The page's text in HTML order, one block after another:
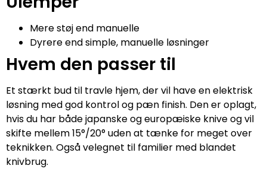
Mere støj end manuelle
Dyrere end simple, manuelle løsninger
Hvem den passer til
Et stærkt bud til travle hjem, der vil have en elektrisk
løsning med god kontrol og pæn finish. Den er oplagt,
hvis du har både japanske og europæiske knive og vil
skifte mellem 15°/20° uden at tænke for meget over
teknikken. Også velegnet til familier med blandet
knivbrug.